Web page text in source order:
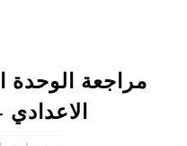
مراجعة الوحدة
الاعدادي